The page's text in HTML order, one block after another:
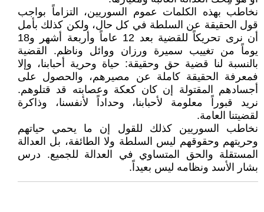
نخاطب بهذه الكلمات عموم السوريين، التزاماً بواجب
قول الحقيقة عن السلطة في كل حال، ولكن كذلك بأمل
أن نرى تحريكاً للقضية بعد 12 عاماً وأربعة أشهر و18
يوماً من تغييب سميرة ورزان ووائل وناظم. القضية
بالنسبة لنا قضية حق وحقيقة: حياة وحرية أحبابنا، وإلا
فمعرفة الحقيقة كاملة عن مصيرهم، والحصول على
أجسادهم المقتولة إن كان كعكة وعصابته قد قتلوهم.
نريد قبوراً معلومة لأحبابنا، وحداداً لأنفسنا، وذاكرة
لقضيتنا العامة.
نخاطب السوريين كذلك للقول إن ما يحمي حياتهم
وحريتهم وحقوقهم ليس السلطة ولا الطائفة، بل العدالة
المستقلة والحق المتساوي في العدالة للجميع. درس
بشار الأسد ونظامه ليس بعيداً.